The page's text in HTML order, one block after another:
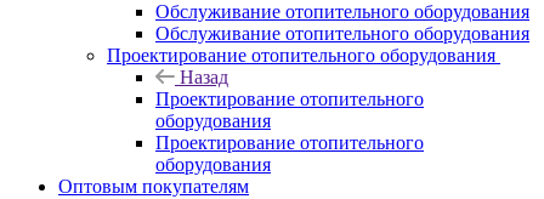
Обслуживание отопительного оборудования
Обслуживание отопительного оборудования
Проектирование отопительного оборудования
Назад
Проектирование отопительного
оборудования
Проектирование отопительного
оборудования
Оптовым покупателям